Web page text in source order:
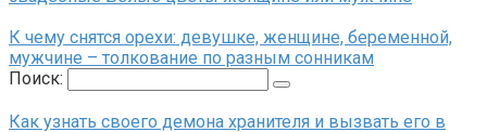
К чему снятся орехи: девушке, женщине, беременной,
мужчине – толкование по разным сонникам
Поиск:
Как узнать своего демона хранителя и вызвать его в